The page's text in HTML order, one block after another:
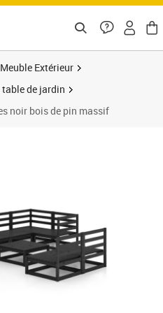
Meuble Extérieur
de jardin
noir bois de pin massif